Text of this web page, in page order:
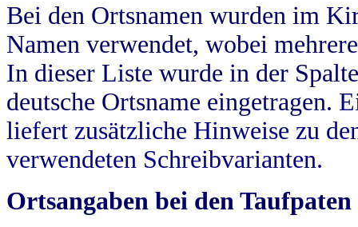
Bei den Ortsnamen wurden im
Namen verwendet, wobei
In dieser Liste wurde in der
deutsche Ortsname eingetragen.
liefert zusätzliche Hinweise zu
verwendeten Schreibvarianten.
Ortsangaben bei den Taufpaten